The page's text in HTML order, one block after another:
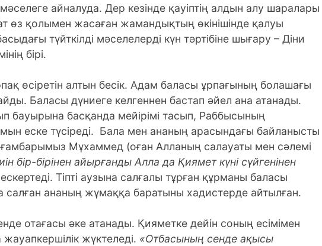
айналуда. Дер кезінде қауіптің алдын алу шаралары
өз қолымен жасаған жамандықтың өкінішінде қалуы
түйткілді мәселелерді күн тәртібіне шығару – Діни
бірі.
өсіретін алтын бесік. Адам баласы ұрпағының болашағы
Баласы дүниеге келгеннен бастап әйел ана атанады.
бауырына басқанда мейірімі тасып, Раббысының
еске түсіреді. Бала мен ананың арасындағы байланысты
Мұхаммед (оған Алланың салауаты мен сәлемі
бір-бірінен айырғанды Алла да Қиямет күні сүйгенінен
Тіпті аузына салғалы тұрған құрманы баласы
салған ананың жұмаққа баратыны хадистерде айтылған.
отағасы әке атанады. Қияметке дейін соның есімімен
жүктеледі. «Отбасының сенде ақысы